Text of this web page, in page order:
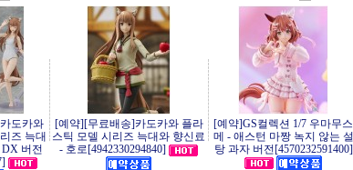
도카와
즈 늑대
버전
[예약][무료배송]카도카와 플라
스틱 모델 시리즈 늑대와 향신료
- 호로[4942330294840]
[예약]GS컬렉션 1/7 우마무스
메 - 애스턴 마짱 녹지 않는 설
탕 과자 버전[4570232591400]